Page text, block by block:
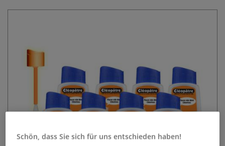
Schön, dass Sie sich für uns entschieden haben!